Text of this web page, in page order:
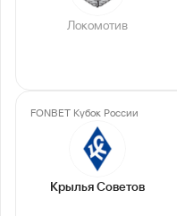
Локомотив
FONBET Кубок России
Крылья Советов